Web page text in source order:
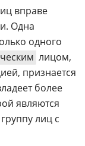
вправе
Одна
одного
лицом,
признается
более
являются
лиц с